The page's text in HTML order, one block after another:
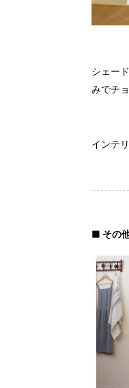
シェー
みでチ
インテ
■ その